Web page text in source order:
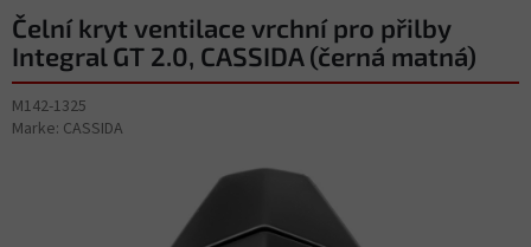
Čelní kryt ventilace vrchní pro přilby
Integral GT 2.0, CASSIDA (černá matná)
M142-1325
Marke: CASSIDA